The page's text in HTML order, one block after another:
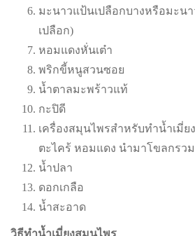
มะนาวแป้นเปลือกบางหรือมะน
เปลือก)
หอมแดงหั่นเต๋า
พริกขี้หนูสวนซอย
น้ำตาลมะพร้าวแท้
กะปิดี
เครื่องสมุนไพรสำหรับทำน้ำเมี่ย
ตะไคร้ หอมแดง นำมาโขลกรว
น้ำปลา
ดอกเกลือ
น้ำสะอาด
วิธีทำน้ำเมี่ยงสมุนไพร